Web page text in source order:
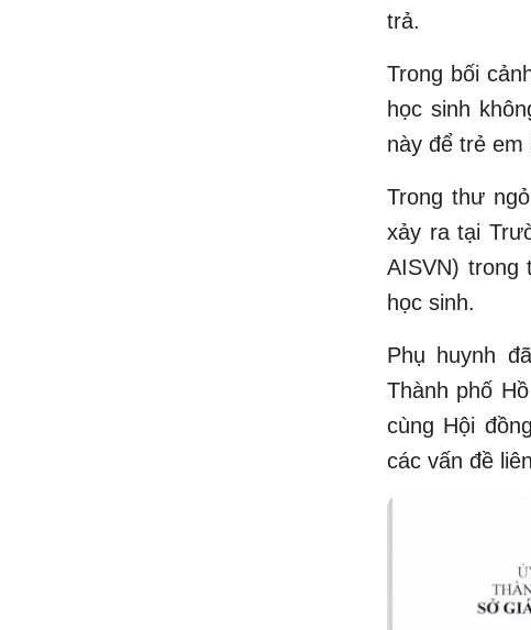
trả.
Trong bối
học sinh
này để trẻ
Trong thư
xảy ra tại
AISVN) trong
học sinh.
Phụ huynh
Thành phố
cùng Hội
các vấn đề